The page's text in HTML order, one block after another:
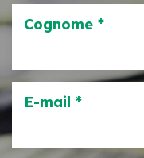
Cognome *
E-mail *